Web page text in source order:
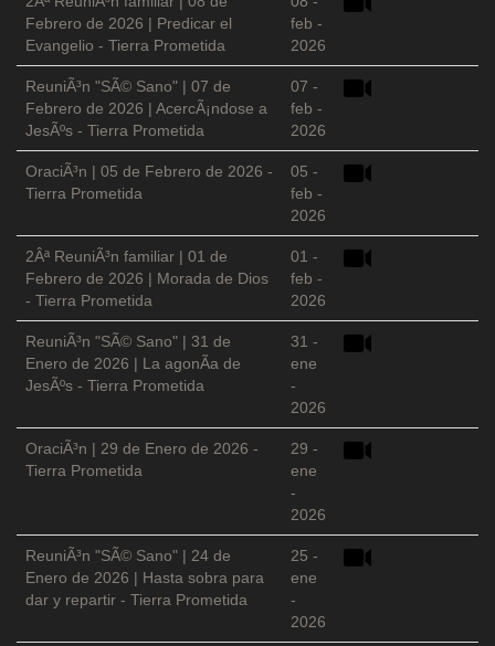
Febrero de 2026 | Predicar el
Evangelio - Tierra Prometida
feb -
2026
ReuniÃ³n "SÃ© Sano" | 07 de
Febrero de 2026 | AcercÃ¡ndose a
JesÃºs - Tierra Prometida
07 -
feb -
2026
OraciÃ³n | 05 de Febrero de 2026 -
Tierra Prometida
05 -
feb -
2026
2Âª ReuniÃ³n familiar | 01 de
Febrero de 2026 | Morada de Dios
- Tierra Prometida
01 -
feb -
2026
ReuniÃ³n "SÃ© Sano" | 31 de
Enero de 2026 | La agonÃ­a de
JesÃºs - Tierra Prometida
31 -
ene
-
2026
OraciÃ³n | 29 de Enero de 2026 -
Tierra Prometida
29 -
ene
-
2026
ReuniÃ³n "SÃ© Sano" | 24 de
Enero de 2026 | Hasta sobra para
dar y repartir - Tierra Prometida
25 -
ene
-
2026